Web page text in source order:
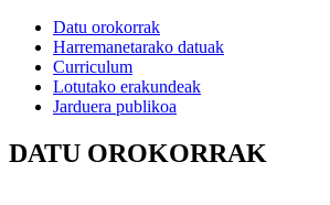
Datu orokorrak
Harremanetarako datuak
Curriculum
Lotutako erakundeak
Jarduera publikoa
DATU OROKORRAK